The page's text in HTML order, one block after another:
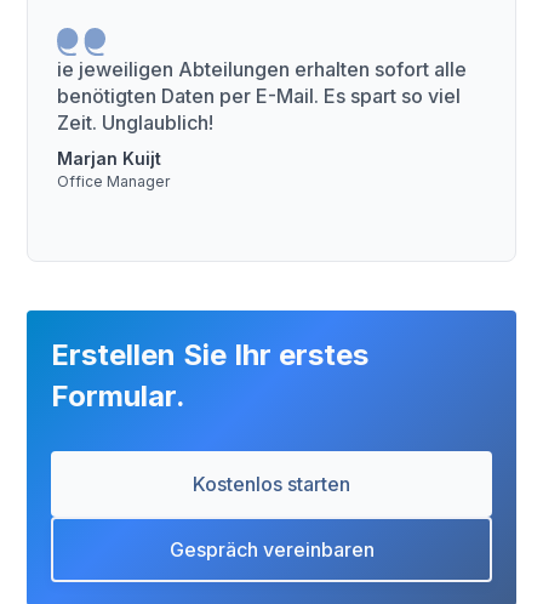
ie jeweiligen Abteilungen erhalten sofort alle
benötigten Daten per E-Mail. Es spart so viel
Zeit. Unglaublich!
Marjan Kuijt
Office Manager
Erstellen Sie Ihr erstes
Formular.
Kostenlos starten
Gespräch vereinbaren